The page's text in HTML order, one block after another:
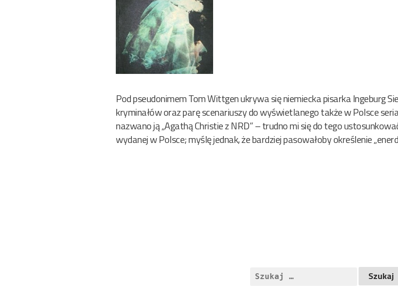
Pod pseudonimem Tom Wittgen ukrywa się niemiecka pisarka Ingeburg
kryminałów oraz parę scenariuszy do wyświetlanego także w Polsce
nazwano ją „Agathą Christie z NRD” – trudno mi się do tego
wydanej w Polsce; myślę jednak, że bardziej pasowałoby określenie
Szukaj: